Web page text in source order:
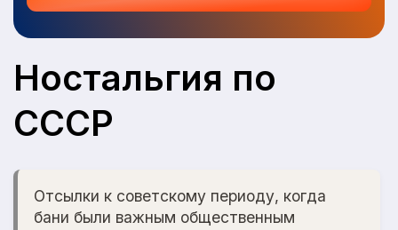
Ностальгия по
СССР
Отсылки к советскому периоду, когда
бани были важным общественным